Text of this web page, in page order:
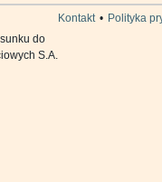
Kontakt • Polityka
do
S.A.